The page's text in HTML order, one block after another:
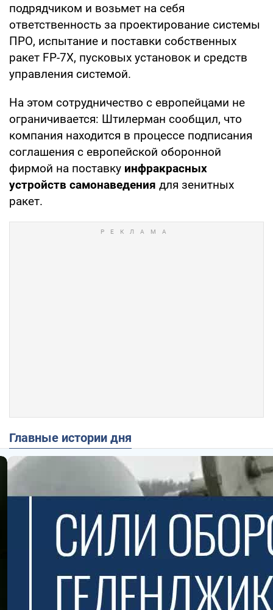
подрядчиком и возьмет на себя
ответственность за проектирование системы
ПРО, испытание и поставки собственных
ракет FP-7X, пусковых установок и средств
управления системой.
На этом сотрудничество с европейцами не
ограничивается: Штилерман сообщил, что
компания находится в процессе подписания
соглашения с европейской оборонной
фирмой на поставку инфракрасных
устройств самонаведения для зенитных
ракет.
Главные истории дня